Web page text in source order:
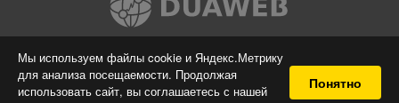
Мы используем файлы cookie и Яндекс.Метрику
для анализа посещаемости. Продолжая
использовать сайт, вы соглашаетесь с нашей
Понятно
Вконтакте
© 2009-2026 Я-пою
Музыкальный сайт самовыражения